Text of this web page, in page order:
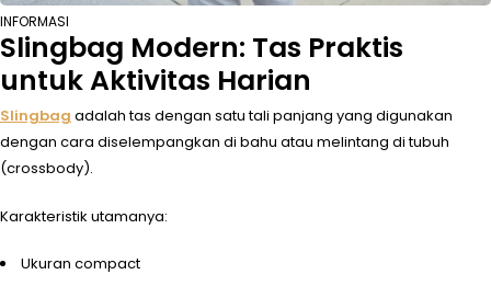
INFORMASI
Slingbag Modern: Tas Praktis
untuk Aktivitas Harian
Slingbag adalah tas dengan satu tali panjang yang digunakan
dengan cara diselempangkan di bahu atau melintang di tubuh
(crossbody).
Karakteristik utamanya:
Ukuran compact